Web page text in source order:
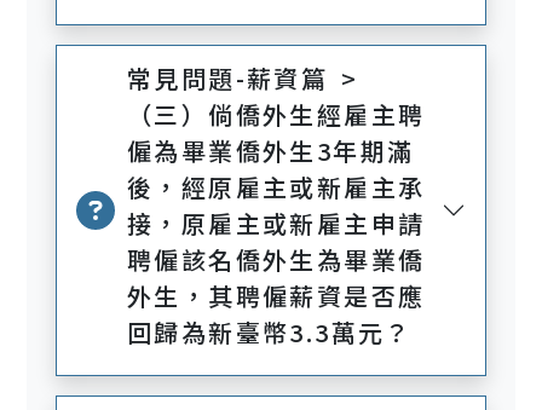
常見問題-薪資篇 >
（三）倘僑外生經雇主聘
僱為畢業僑外生3年期滿
後，經原雇主或新雇主承
接，原雇主或新雇主申請
聘僱該名僑外生為畢業僑
外生，其聘僱薪資是否應
回歸為新臺幣3.3萬元？